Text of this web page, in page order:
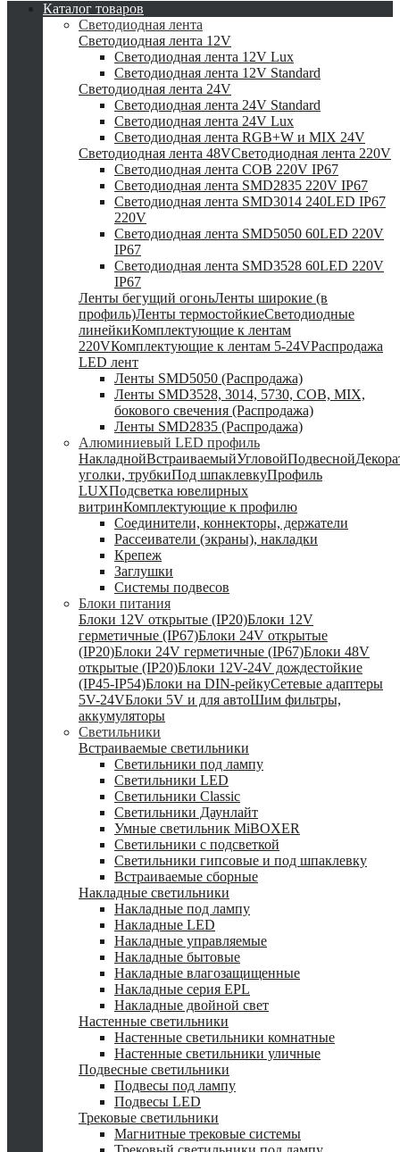
Каталог товаров
Светодиодная лента
Светодиодная лента 12V
Светодиодная лента 12V Lux
Светодиодная лента 12V Standard
Светодиодная лента 24V
Светодиодная лента 24V Standard
Светодиодная лента 24V Lux
Светодиодная лента RGB+W и MIX 24V
Светодиодная лента 48VСветодиодная лента 220V
Светодиодная лента COB 220V IP67
Светодиодная лента SMD2835 220V IP67
Светодиодная лента SMD3014 240LED IP67
220V
Светодиодная лента SMD5050 60LED 220V
IP67
Светодиодная лента SMD3528 60LED 220V
IP67
Ленты бегущий огоньЛенты широкие (в
профиль)Ленты термостойкиеСветодиодные
линейкиКомплектующие к лентам
220VКомплектующие к лентам 5-24VРаспродажа
LED лент
Ленты SMD5050 (Распродажа)
Ленты SMD3528, 3014, 5730, COB, MIX,
бокового свечения (Распродажа)
Ленты SMD2835 (Распродажа)
Алюминиевый LED профиль
НакладнойВстраиваемыйУгловойПодвесной
уголки, трубкиПод шпаклевкуПрофиль
LUXПодсветка ювелирных
витринКомплектующие к профилю
Соединители, коннекторы, держатели
Рассеиватели (экраны), накладки
Крепеж
Заглушки
Системы подвесов
Блоки питания
Блоки 12V открытые (IP20)Блоки 12V
герметичные (IP67)Блоки 24V открытые
(IP20)Блоки 24V герметичные (IP67)Блоки 48V
открытые (IP20)Блоки 12V-24V дождестойкие
(IP45-IP54)Блоки на DIN-рейкуСетевые адаптеры
5V-24VБлоки 5V и для автоШим фильтры,
аккумуляторы
Светильники
Встраиваемые светильники
Светильники под лампу
Светильники LED
Светильники Classic
Светильники Даунлайт
Умные светильник MiBOXER
Светильники с подсветкой
Светильники гипсовые и под шпаклевку
Встраиваемые сборные
Накладные светильники
Накладные под лампу
Накладные LED
Накладные управляемые
Накладные бытовые
Накладные влагозащищенные
Накладные серия EPL
Накладные двойной свет
Настенные светильники
Настенные светильники комнатные
Настенные светильники уличные
Подвесные светильники
Подвесы под лампу
Подвесы LED
Трековые светильники
Магнитные трековые системы